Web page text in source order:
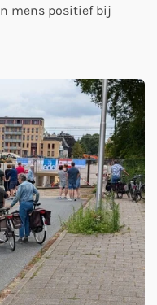
mens positief bij